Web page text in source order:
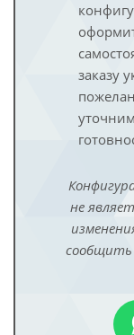
заказу
не
сообщить